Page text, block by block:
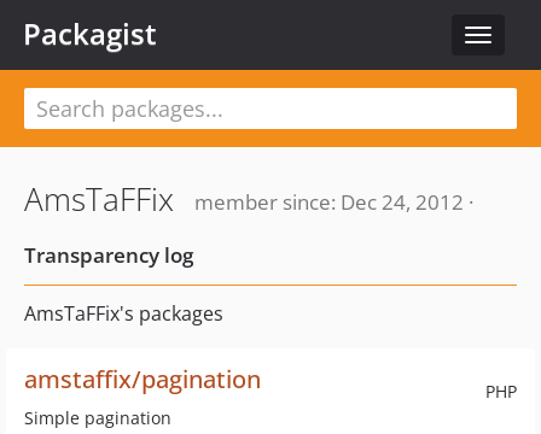
Toggle
Packagist
AmsTaFFix
member since: Dec 24, 2012 ·
Transparency log
AmsTaFFix's packages
PHP
amstaffix/pagination
Simple pagination